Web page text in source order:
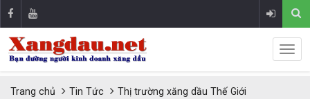
Trang chủ Tin Tức
Thị trường xăng dầu Thế Giới